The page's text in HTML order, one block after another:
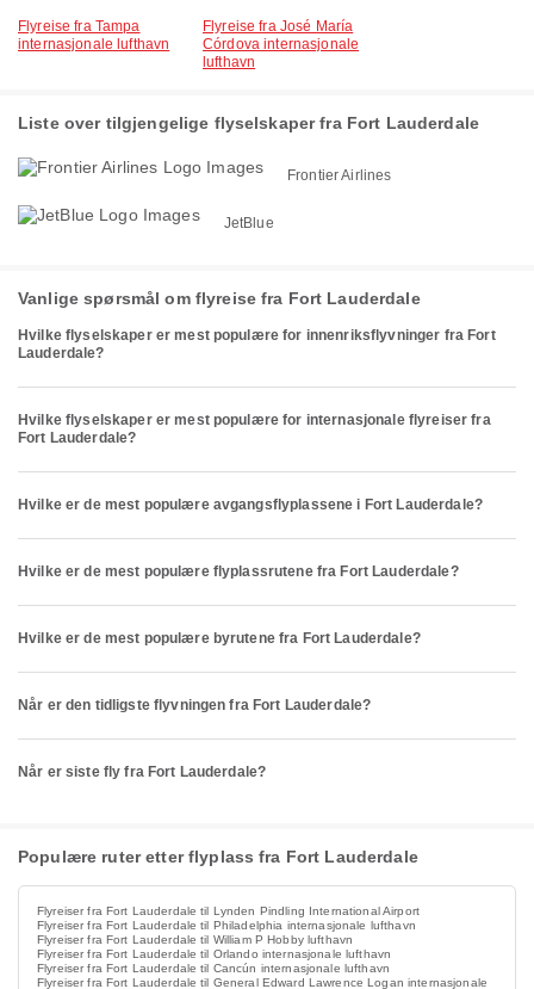
Flyreise fra Tampa
internasjonale lufthavn
Flyreise fra José María
Córdova internasjonale
lufthavn
Liste over tilgjengelige flyselskaper fra Fort Lauderdale
Frontier Airlines
JetBlue
Vanlige spørsmål om flyreise fra Fort Lauderdale
Hvilke flyselskaper er mest populære for innenriksflyvninger fra Fort
Lauderdale?
Hvilke flyselskaper er mest populære for internasjonale flyreiser fra
Fort Lauderdale?
Hvilke er de mest populære avgangsflyplassene i Fort Lauderdale?
Hvilke er de mest populære flyplassrutene fra Fort Lauderdale?
Hvilke er de mest populære byrutene fra Fort Lauderdale?
Når er den tidligste flyvningen fra Fort Lauderdale?
Når er siste fly fra Fort Lauderdale?
Populære ruter etter flyplass fra Fort Lauderdale
Flyreiser fra Fort Lauderdale til Lynden Pindling International Airport
Flyreiser fra Fort Lauderdale til Philadelphia internasjonale lufthavn
Flyreiser fra Fort Lauderdale til William P Hobby lufthavn
Flyreiser fra Fort Lauderdale til Orlando internasjonale lufthavn
Flyreiser fra Fort Lauderdale til Cancún internasjonale lufthavn
Flyreiser fra Fort Lauderdale til General Edward Lawrence Logan internasjonale